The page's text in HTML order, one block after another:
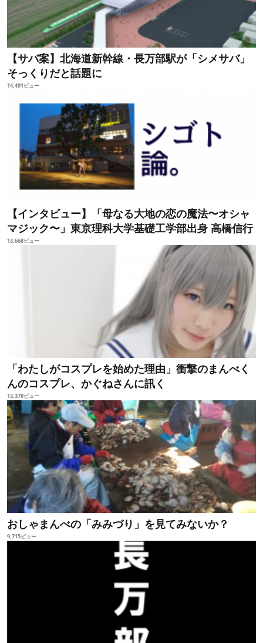
【サバ案】北海道新幹線・長万部駅が「シメサバ」
そっくりだと話題に
14,491ビュー
【インタビュー】「母なる大地の恋の魔法〜オシャ
マジック〜」東京理科大学基礎工学部出身 高橋信行
13,668ビュー
「わたしがコスプレを始めた理由」衝撃のまんべく
んのコスプレ、かぐねさんに訊く
13,379ビュー
おしゃまんべの「みみづり」を見てみないか？
9,715ビュー